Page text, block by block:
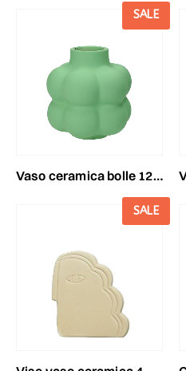
SALE
vaso ceramica bolle 12x11 cm h.13 cm -dolomite- verde menta
SALE